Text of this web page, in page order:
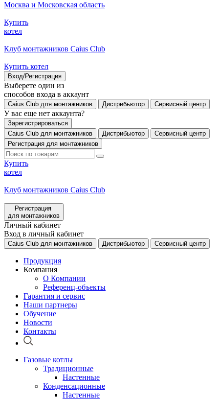
Москва и Московская область
Купить
котел
Клуб монтажников Caius Club
Купить котел
Вход/Регистрация
Выберете один из
способов входа в аккаунт
Caius Club для монтажников Дистрибьютор Сервисный центр
У вас еще нет аккаунта?
Зарегистрироваться
Caius Club для монтажников
Дистрибьютор
Сервисный центр
Регистрация для монтажников
Купить
котел
Клуб монтажников Caius Club
Регистрация
для монтажников
Личный кабинет
Вход в личный кабинет
Caius Club для монтажников Дистрибьютор Сервисный центр
Продукция
Компания
О Компании
Референц-объекты
Гарантия и сервис
Наши партнеры
Обучение
Новости
Контакты
Газовые котлы
Традиционные
Настенные
Конденсационные
Настенные